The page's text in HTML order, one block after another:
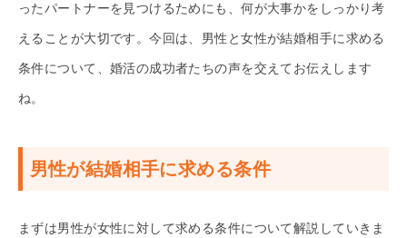
ったパートナーを見つけるためにも、何が大事かをしっかり考
えることが大切です。今回は、男性と女性が結婚相手に求める
条件について、婚活の成功者たちの声を交えてお伝えします
ね。
男性が結婚相手に求める条件
まずは男性が女性に対して求める条件について解説していきま